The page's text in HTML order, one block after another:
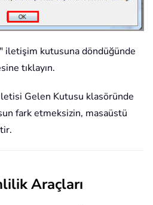
iletişim kutusuna döndüğünde
tıklayın.
Gelen Kutusu klasöründe
fark etmeksizin, masaüstü
Araçları